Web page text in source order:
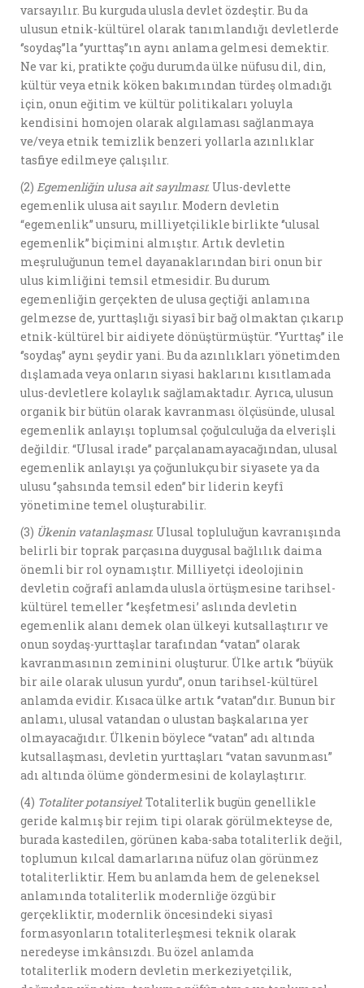
varsayılır. Bu kurguda ulusla devlet özdeştir. Bu da
ulusun etnik-kültürel olarak tanımlandığı devletlerde
‘’soydaş’’la ‘’yurttaş’’ın aynı anlama gelmesi demektir.
Ne var ki, pratikte çoğu durumda ülke nüfusu dil, din,
kültür veya etnik köken bakımından türdeş olmadığı
için, onun eğitim ve kültür politikaları yoluyla
kendisini homojen olarak algılaması sağlanmaya
ve/veya etnik temizlik benzeri yollarla azınlıklar
tasfiye edilmeye çalışılır.
(2) Egemenliğin ulusa ait sayılması: Ulus-devlette
egemenlik ulusa ait sayılır. Modern devletin
“egemenlik” unsuru, milliyetçilikle birlikte ‘’ulusal
egemenlik’’ biçimini almıştır. Artık devletin
meşruluğunun temel dayanaklarından biri onun bir
ulus kimliğini temsil etmesidir. Bu durum
egemenliğin gerçekten de ulusa geçtiği anlamına
gelmezse de, yurttaşlığı siyasî bir bağ olmaktan çıkarıp
etnik-kültürel bir aidiyete dönüştürmüştür. ‘’Yurttaş’’ ile
‘’soydaş’’ aynı şeydir yani. Bu da azınlıkları yönetimden
dışlamada veya onların siyasi haklarını kısıtlamada
ulus-devletlere kolaylık sağlamaktadır. Ayrıca, ulusun
organik bir bütün olarak kavranması ölçüsünde, ulusal
egemenlik anlayışı toplumsal çoğulculuğa da elverişli
değildir. “Ulusal irade” parçalanamayacağından, ulusal
egemenlik anlayışı ya çoğunlukçu bir siyasete ya da
ulusu ‘’şahsında temsil eden’’ bir liderin keyfî
yönetimine temel oluşturabilir.
(3) Ükenin vatanlaşması: Ulusal topluluğun kavranışında
belirli bir toprak parçasına duygusal bağlılık daima
önemli bir rol oynamıştır. Milliyetçi ideolojinin
devletin coğrafî anlamda ulusla örtüşmesine tarihsel-
kültürel temeller ‘’keşfetmesi’ aslında devletin
egemenlik alanı demek olan ülkeyi kutsallaştırır ve
onun soydaş-yurttaşlar tarafından ‘’vatan’’ olarak
kavranmasının zeminini oluşturur. Ülke artık ‘’büyük
bir aile olarak ulusun yurdu’’, onun tarihsel-kültürel
anlamda evidir. Kısaca ülke artık ‘’vatan’’dır. Bunun bir
anlamı, ulusal vatandan o ulustan başkalarına yer
olmayacağıdır. Ülkenin böylece “vatan’’ adı altında
kutsallaşması, devletin yurttaşları “vatan savunması”
adı altında ölüme göndermesini de kolaylaştırır.
(4) Totaliter potansiyel: Totaliterlik bugün genellikle
geride kalmış bir rejim tipi olarak görülmekteyse de,
burada kastedilen, görünen kaba-saba totaliterlik değil,
toplumun kılcal damarlarına nüfuz olan görünmez
totaliterliktir. Hem bu anlamda hem de geleneksel
anlamında totaliterlik modernliğe özgü bir
gerçekliktir, modernlik öncesindeki siyasî
formasyonların totaliterleşmesi teknik olarak
neredeyse imkânsızdı. Bu özel anlamda
totaliterlik modern devletin merkeziyetçilik,